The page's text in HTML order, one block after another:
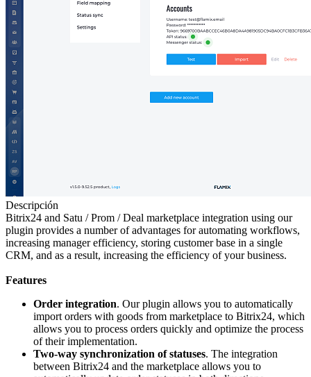
Descripción
Bitrix24 and Satu / Prom / Deal marketplace integration using our
plugin provides a number of advantages for automating workflows,
increasing manager efficiency, storing customer base in a single
CRM, and as a result, increasing the efficiency of your business.
Features
Order integration. Our plugin allows you to automatically
import orders with goods from marketplace to Bitrix24, which
allows you to process orders quickly and optimize the process
of their implementation.
Two-way synchronization of statuses. The integration
between Bitrix24 and the marketplace allows you to